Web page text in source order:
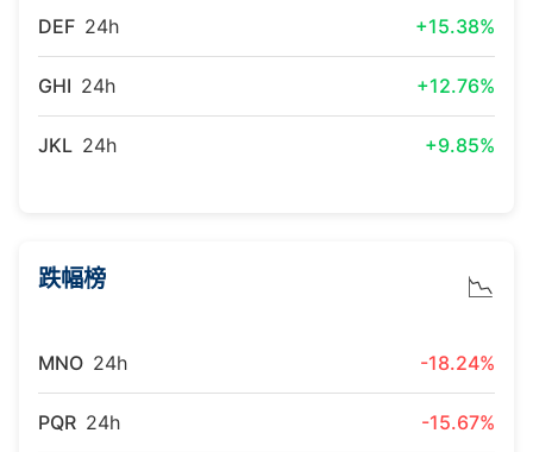
DEF 24h +15.38%
GHI 24h +12.76%
JKL 24h +9.85%
跌幅榜 📉
MNO 24h -18.24%
PQR 24h -15.67%